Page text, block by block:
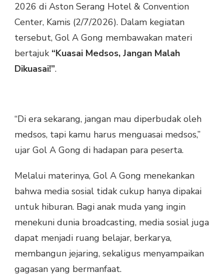
2026 di Aston Serang Hotel & Convention
Center, Kamis (2/7/2026). Dalam kegiatan
tersebut, Gol A Gong membawakan materi
bertajuk “Kuasai Medsos, Jangan Malah
Dikuasai!”.
“Di era sekarang, jangan mau diperbudak oleh
medsos, tapi kamu harus menguasai medsos,”
ujar Gol A Gong di hadapan para peserta.
Melalui materinya, Gol A Gong menekankan
bahwa media sosial tidak cukup hanya dipakai
untuk hiburan. Bagi anak muda yang ingin
menekuni dunia broadcasting, media sosial juga
dapat menjadi ruang belajar, berkarya,
membangun jejaring, sekaligus menyampaikan
gagasan yang bermanfaat.